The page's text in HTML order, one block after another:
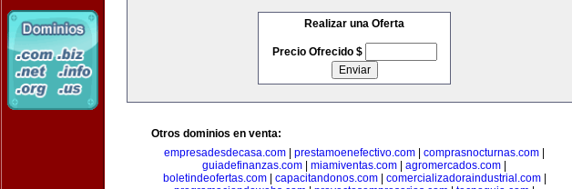
Realizar una Oferta
Precio Ofrecido $
Otros dominios en venta:
empresadesdecasa.com
prestamoenefectivo.com comprasnocturnas.com
guiadefinanzas.com
miamiventas.com agromercados.com
boletindeofertas.com| capacitandonos.com| comercializadoraindustrial.com|